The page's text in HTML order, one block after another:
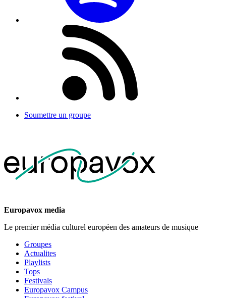
Soumettre un groupe
Europavox media
Le premier média culturel européen des amateurs de musique
Groupes
Actualites
Playlists
Tops
Festivals
Europavox Campus